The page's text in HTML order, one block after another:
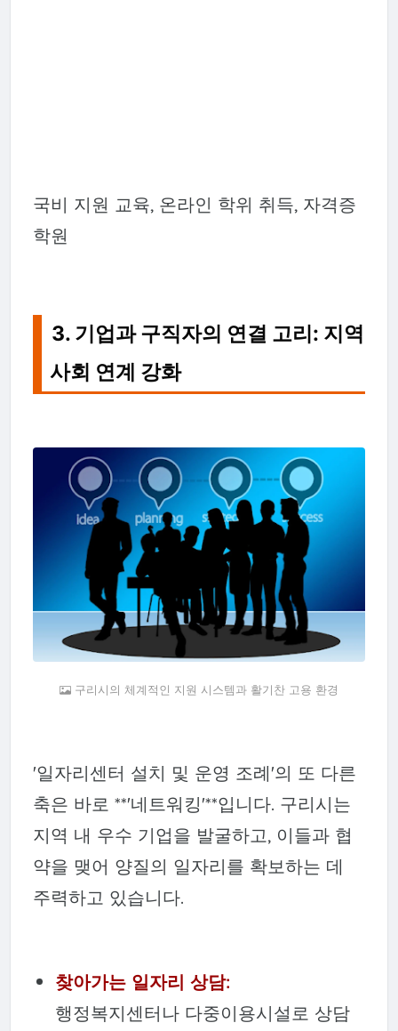
국비 지원 교육, 온라인 학위 취득, 자격증
학원
3. 기업과 구직자의 연결 고리: 지역
사회 연계 강화
구리시의 체계적인 지원 시스템과 활기찬 고용 환경
'일자리센터 설치 및 운영 조례'의 또 다른
축은 바로 **'네트워킹'**입니다. 구리시는
지역 내 우수 기업을 발굴하고, 이들과 협
약을 맺어 양질의 일자리를 확보하는 데
주력하고 있습니다.
찾아가는 일자리 상담:
행정복지센터나 다중이용시설로 상담